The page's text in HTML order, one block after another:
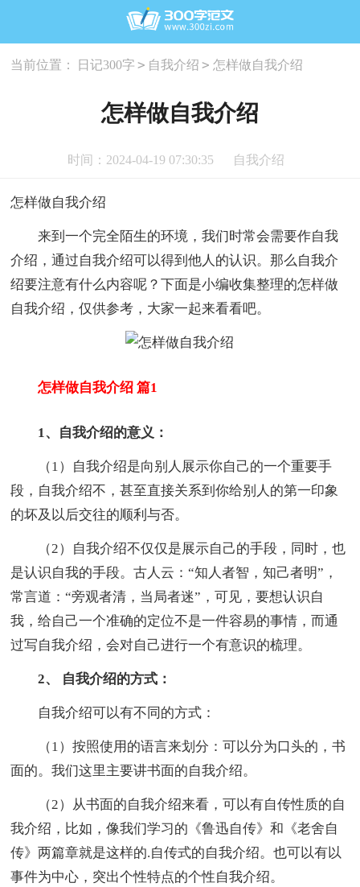
当前位置： 日记300字 > 自我介绍 > 怎样做自我介绍
怎样做自我介绍
时间：2024-04-19 07:30:35 自我介绍
怎样做自我介绍
来到一个完全陌生的环境，我们时常会需要作自我
介绍，通过自我介绍可以得到他人的认识。那么自我介
绍要注意有什么内容呢？下面是小编收集整理的怎样做
自我介绍，仅供参考，大家一起来看看吧。
怎样做自我介绍 篇1
1、自我介绍的意义：
（1）自我介绍是向别人展示你自己的一个重要手
段，自我介绍不，甚至直接关系到你给别人的第一印象
的坏及以后交往的顺利与否。
（2）自我介绍不仅仅是展示自己的手段，同时，也
是认识自我的手段。古人云：“知人者智，知己者明”，
常言道：“旁观者清，当局者迷”，可见，要想认识自
我，给自己一个准确的定位不是一件容易的事情，而通
过写自我介绍，会对自己进行一个有意识的梳理。
2、 自我介绍的方式：
自我介绍可以有不同的方式：
（1）按照使用的语言来划分：可以分为口头的，书
面的。我们这里主要讲书面的自我介绍。
（2）从书面的自我介绍来看，可以有自传性质的自
我介绍，比如，像我们学习的《鲁迅自传》和《老舍自
传》两篇章就是这样的.自传式的自我介绍。也可以有以
事件为中心，突出个性特点的个性自我介绍。